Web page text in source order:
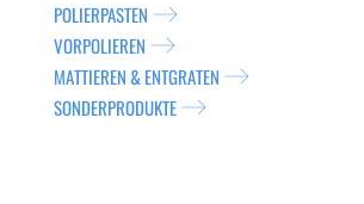
POLIERPASTEN
VORPOLIEREN
MATTIEREN & ENTGRATEN
SONDERPRODUKTE